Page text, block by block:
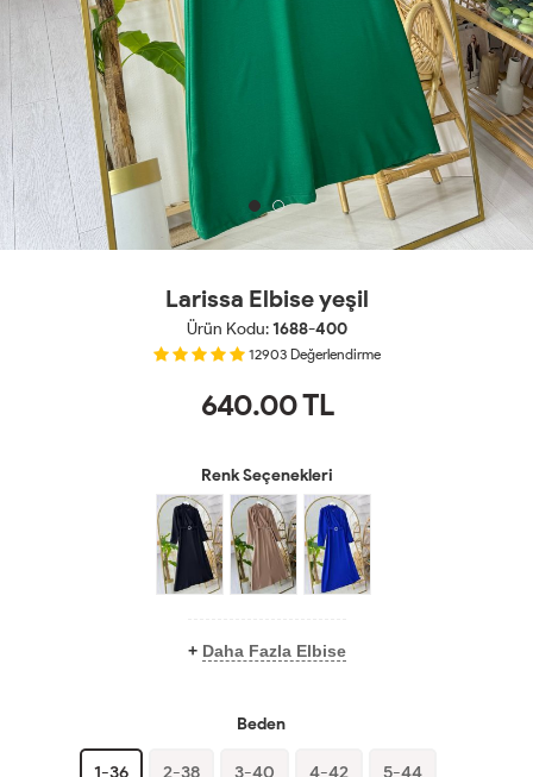
Larissa Elbise yeşil
Ürün Kodu:1688-400
12903 Değerlendirme
640.00TL
Renk Seçenekleri
+ Daha Fazla Elbise
Beden
1-36 2-38 3-40 4-42 5-44